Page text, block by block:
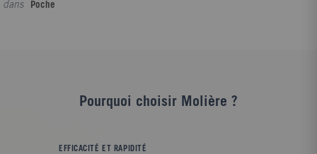
dans Poche
Pourquoi choisir Molière ?
EFFICACITÉ ET RAPIDITÉ